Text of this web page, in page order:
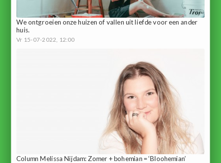
We ontgroeien onze huizen of vallen uit liefde voor een ander
huis.
Vr 15-07-2022, 12:00
Column Melissa Nijdam: Zomer + bohemian = ‘Bloohemian’